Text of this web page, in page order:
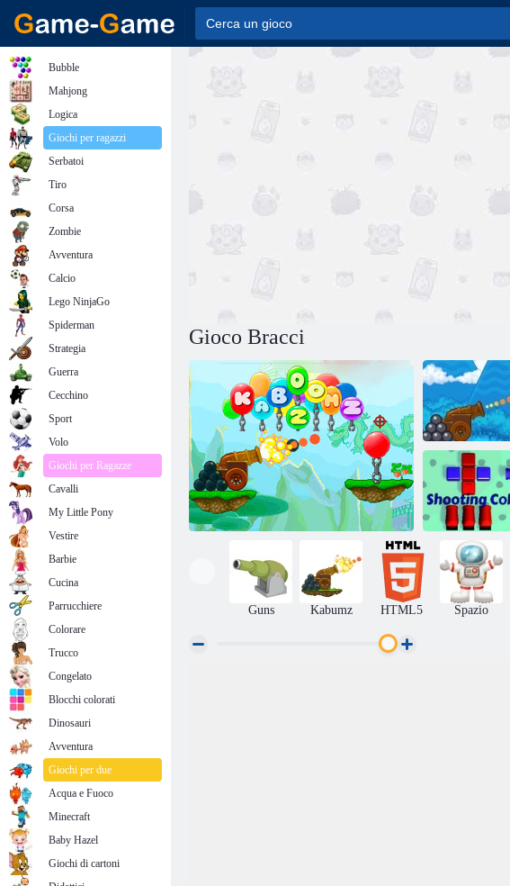
Gioco Bracci
Kabumz 3
Colore di ripresa
Guns Kabumz HTML5 Spazio
Bubble
Mahjong
Logica
Giochi per ragazzi
Serbatoi
Tiro
Corsa
Zombie
Avventura
Calcio
Lego NinjaGo
Spiderman
Strategia
Guerra
Cecchino
Sport
Volo
Giochi per Ragazze
Cavalli
My Little Pony
Vestire
Barbie
Cucina
Parrucchiere
Colorare
Trucco
Congelato
Blocchi colorati
Dinosauri
Avventura
Giochi per due
Acqua e Fuoco
Minecraft
Baby Hazel
Giochi di cartoni